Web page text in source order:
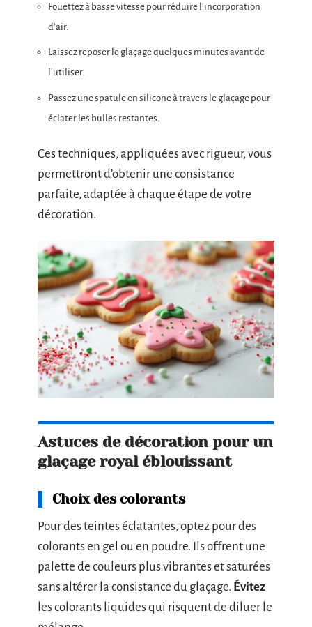
Fouettez à basse vitesse pour réduire l’incorporation
d’air.
Laissez reposer le glaçage quelques minutes avant de
l’utiliser.
Passez une spatule en silicone à travers le glaçage pour
éclater les bulles restantes.
Ces techniques, appliquées avec rigueur, vous
permettront d’obtenir une consistance
parfaite, adaptée à chaque étape de votre
décoration.
Astuces de décoration pour un
glaçage royal éblouissant
Choix des colorants
Pour des teintes éclatantes, optez pour des
colorants en gel ou en poudre. Ils offrent une
palette de couleurs plus vibrantes et saturées
sans altérer la consistance du glaçage. Évitez
les colorants liquides qui risquent de diluer le